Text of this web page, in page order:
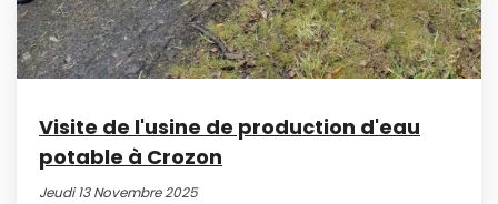
Visite de l'usine de production d'eau
potable à Crozon
Jeudi 13 Novembre 2025